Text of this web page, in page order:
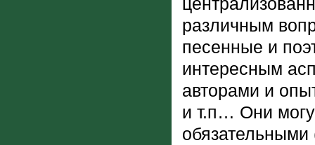
различным
песенные и
интересным
авторами и
и т.п… Они
обязательными